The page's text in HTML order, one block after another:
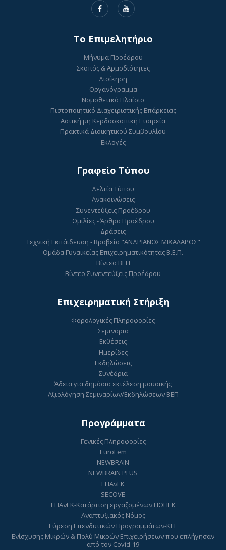
To Επιμελητήριο
Μήνυμα Προέδρου
Σκοπός & Αρμοδιότητες
Διοίκηση
Οργανόγραμμα
Νομοθετικό Πλαίσιο
Πιστοποιητικό Διαχειριστικής Επάρκειας
Αστική μη Κερδοσκοπική Εταιρεία
Πρακτικά Διοικητικού Συμβουλίου
Εκλογές
Γραφείο Τύπου
Δελτία Τύπου
Ανακοινώσεις
Συνεντεύξεις Προέδρου
Ομιλίες - Άρθρα Προέδρου
Δράσεις
Τεχνική Εκπάιδευση - Βραβεία "ΑΝΔΡΙΑΝΟΣ ΜΙΧΑΛΑΡΟΣ"
Ομάδα Γυναικείας Επιχειρηματικότητας Β.Ε.Π.
Βίντεο ΒΕΠ
Βίντεο Συνεντεύξεις Προέδρου
Επιχειρηματική Στήριξη
Φορολογικές Πληροφορίες
Σεμινάρια
Εκθέσεις
Ημερίδες
Εκδηλώσεις
Συνέδρια
Άδεια για δημόσια εκτέλεση μουσικής
Αξιολόγηση Σεμιναρίων/Εκδηλώσεων ΒΕΠ
Προγράμματα
Γενικές Πληροφορίες
EuroFem
NEWBRAIN
NEWBRAIN PLUS
ΕΠΑνΕΚ
SECOVE
ΕΠΑνΕΚ-Κατάρτιση εργαζομένων ΠΟΠΕΚ
Αναπτυξιακός Νόμος
Εύρεση Επενδυτικών Προγραμμάτων-ΚΕΕ
Ενίσχυσης Μικρών & Πολύ Μικρών Επιχειρήσεων που επλήγησαν
από τον Covid-19